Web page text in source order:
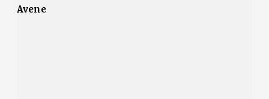
Avene